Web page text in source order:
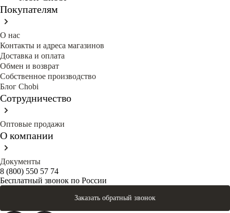
Покупателям
О нас
Контакты и адреса магазинов
Доставка и оплата
Обмен и возврат
Собственное производство
Блог Сhobi
Сотрудничество
Оптовые продажи
О компании
Документы
8 (800) 550 57 74
Бесплатный звонок по России
Заказать обратный звонок